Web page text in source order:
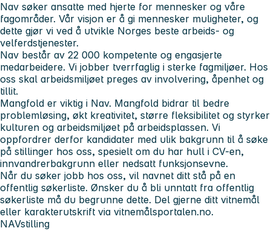
Nav søker ansatte med hjerte for mennesker og våre
fagområder. Vår visjon er å gi mennesker muligheter, og
dette gjør vi ved å utvikle Norges beste arbeids- og
velferdstjenester.
Nav består av 22 000 kompetente og engasjerte
medarbeidere. Vi jobber tverrfaglig i sterke fagmiljøer. Hos
oss skal arbeidsmiljøet preges av involvering, åpenhet og
tillit.
Mangfold er viktig i Nav. Mangfold bidrar til bedre
problemløsing, økt kreativitet, større fleksibilitet og styrker
kulturen og arbeidsmiljøet på arbeidsplassen. Vi
oppfordrer derfor kandidater med ulik bakgrunn til å søke
på stillinger hos oss, spesielt om du har hull i CV-en,
innvandrerbakgrunn eller nedsatt funksjonsevne.
Når du søker jobb hos oss, vil navnet ditt stå på en
offentlig søkerliste. Ønsker du å bli unntatt fra offentlig
søkerliste må du begrunne dette. Del gjerne ditt vitnemål
eller karakterutskrift via vitnemålsportalen.no.
NAVstilling